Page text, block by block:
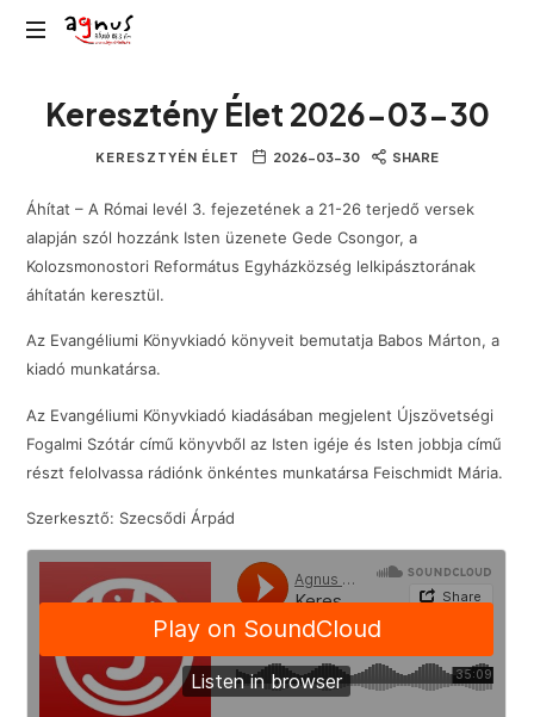
Agnus
közösségi
rádiója
Keresztény Élet 2026-03-30
KERESZTYÉN ÉLET 2026-03-30 SHARE
Áhítat – A Római levél 3. fejezetének a 21-26 terjedő versek
alapján szól hozzánk Isten üzenete Gede Csongor, a
Kolozsmonostori Református Egyházközség lelkipásztorának
áhítatán keresztül.
Az Evangéliumi Könyvkiadó könyveit bemutatja Babos Márton, a
kiadó munkatársa.
Az Evangéliumi Könyvkiadó kiadásában megjelent Újszövetségi
Fogalmi Szótár című könyvből az Isten igéje és Isten jobbja című
részt felolvassa rádiónk önkéntes munkatársa Feischmidt Mária.
Szerkesztő: Szecsődi Árpád